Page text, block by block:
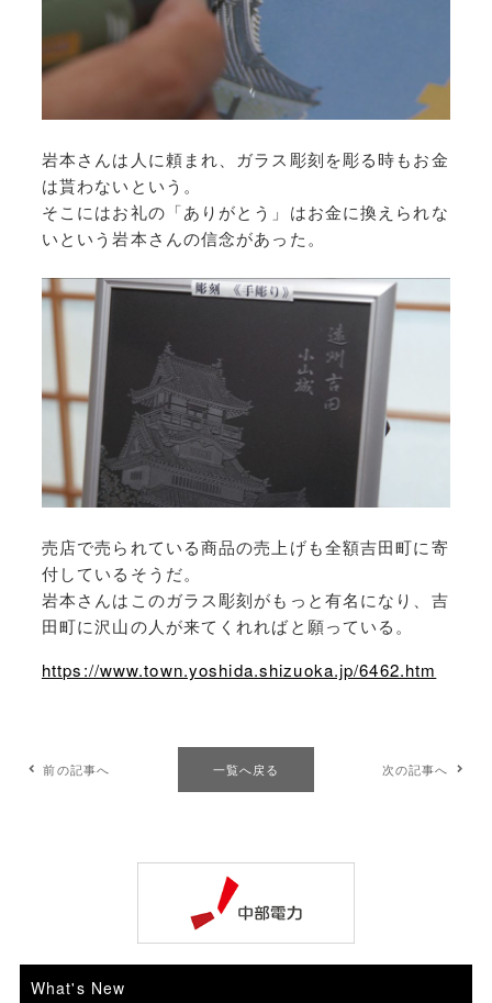
岩本さんは人に頼まれ、ガラス彫刻を彫る時もお金
は貰わないという。
そこにはお礼の「ありがとう」はお金に換えられな
いという岩本さんの信念があった。
売店で売られている商品の売上げも全額吉田町に寄
付しているそうだ。
岩本さんはこのガラス彫刻がもっと有名になり、吉
田町に沢山の人が来てくれればと願っている。
https://www.town.yoshida.shizuoka.jp/6462.htm
前の記事へ 一覧へ戻る 次の記事へ
What's New